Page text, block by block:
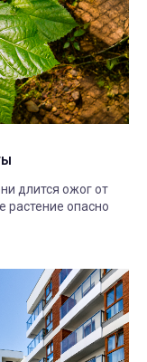
длится ожог от
растение опасно